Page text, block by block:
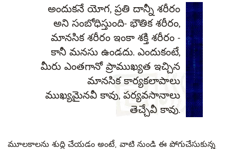
అందుకనే యోగ, ప్రతి దాన్నీ శరీరం
అని సంబోధిస్తుంది- భౌతిక శరీరం,
మానసిక శరీరం ఇంకా శక్తి శరీరం -
కానీ మనసు ఉండదు. ఎందుకంటే,
మీరు ఎంతగానో ప్రాముఖ్యత ఇచ్చిన
మానసిక కార్యకలాపాలు
ముఖ్యమైనవీ కావు, పర్యవసానాలు
తెచ్చేవీ కావు.
మూలకాలను శుద్ధి చేయడం అంటే, వాటి నుండి ఈ పోగుచేసుకున్న